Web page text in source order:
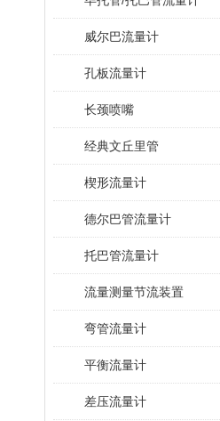
威尔巴流量计
孔板流量计
长颈喷嘴
经典文丘里管
楔形流量计
德尔巴管流量计
托巴管流量计
流量测量节流装置
弯管流量计
平衡流量计
差压流量计